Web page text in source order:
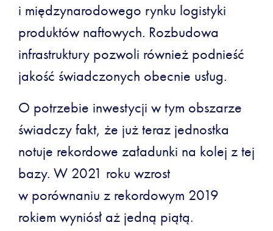
i międzynarodowego rynku logistyki
produktów naftowych. Rozbudowa
infrastruktury pozwoli również podnieść
jakość świadczonych obecnie usług.
O potrzebie inwestycji w tym obszarze
świadczy fakt, że już teraz jednostka
notuje rekordowe załadunki na kolej z tej
bazy. W 2021 roku wzrost
w porównaniu z rekordowym 2019
rokiem wyniósł aż jedną piątą.